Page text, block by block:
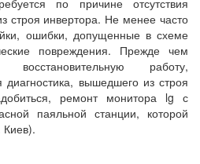
строя инвертора. Не менее часто
ошибки, допущенные в схеме
повреждения. Прежде чем
восстановительную работу,
диагностика, вышедшего из строя
ремонт монитора lg с
паяльной станции, которой
Киев).